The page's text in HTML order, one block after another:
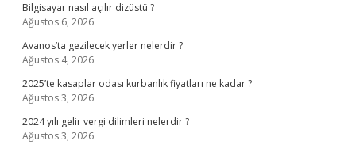
Bilgisayar nasıl açılır dizüstü ?
Ağustos 6, 2026
Avanos’ta gezilecek yerler nelerdir ?
Ağustos 4, 2026
2025’te kasaplar odası kurbanlık fiyatları ne kadar ?
Ağustos 3, 2026
2024 yılı gelir vergi dilimleri nelerdir ?
Ağustos 3, 2026